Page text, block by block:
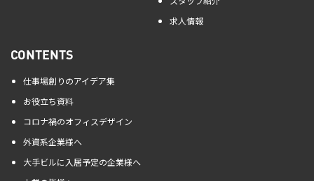
求人情報
CONTENTS
仕事場創りのアイデア集
お役立ち資料
コロナ禍のオフィスデザイン
外資系企業様へ
大手ビルに入居予定の企業様へ